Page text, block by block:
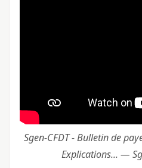
Sgen-CFDT - Bulletin de
Explications... —